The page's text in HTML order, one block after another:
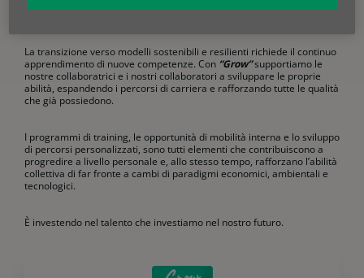
Crescita sul lavoro
La transizione verso modelli sostenibili e resilienti richiede il continuo
apprendimento di nuove competenze. Con “Grow”supportiamo le
nostre collaboratrici e i nostri collaboratori a sviluppare le proprie
abilità, espandendo i percorsi di carriera e rafforzando tutte le qualità
che già possiedono.
I programmi di training, le opportunità di mobilità interna e lo sviluppo
di percorsi personalizzati, sono tutti elementi che contribuiscono a
progredire a livello personale e, allo stesso tempo, rafforzano l’abilità
collettiva di far fronte a cambi di paradigmi economici, ambientali e
tecnologici.
È investendo nel talento che investiamo nel nostro futuro.